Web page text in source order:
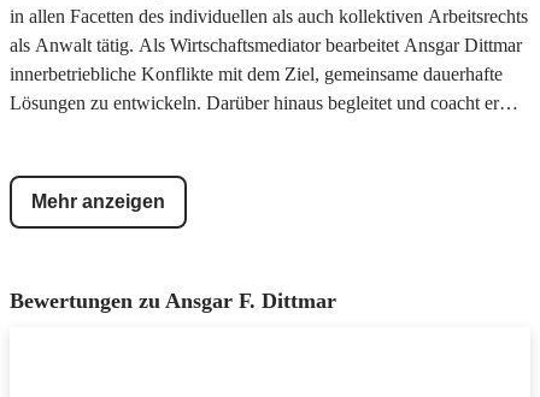
in allen Facetten des individuellen als auch kollektiven Arbeitsrechts
als Anwalt tätig. Als Wirtschaftsmediator bearbeitet Ansgar Dittmar
innerbetriebliche Konflikte mit dem Ziel, gemeinsame dauerhafte
Lösungen zu entwickeln. Darüber hinaus begleitet und coacht er
überdies begleitet er sie im Beschlussverfahren sowie vor der
Einigungsstelle. Für die W.A.F. ist er Referent für Arbeits- und
Arbeitsrecht an der Hochschule Fulda und referiert für die
Mehr anzeigen
Bewertungen zu Ansgar F. Dittmar